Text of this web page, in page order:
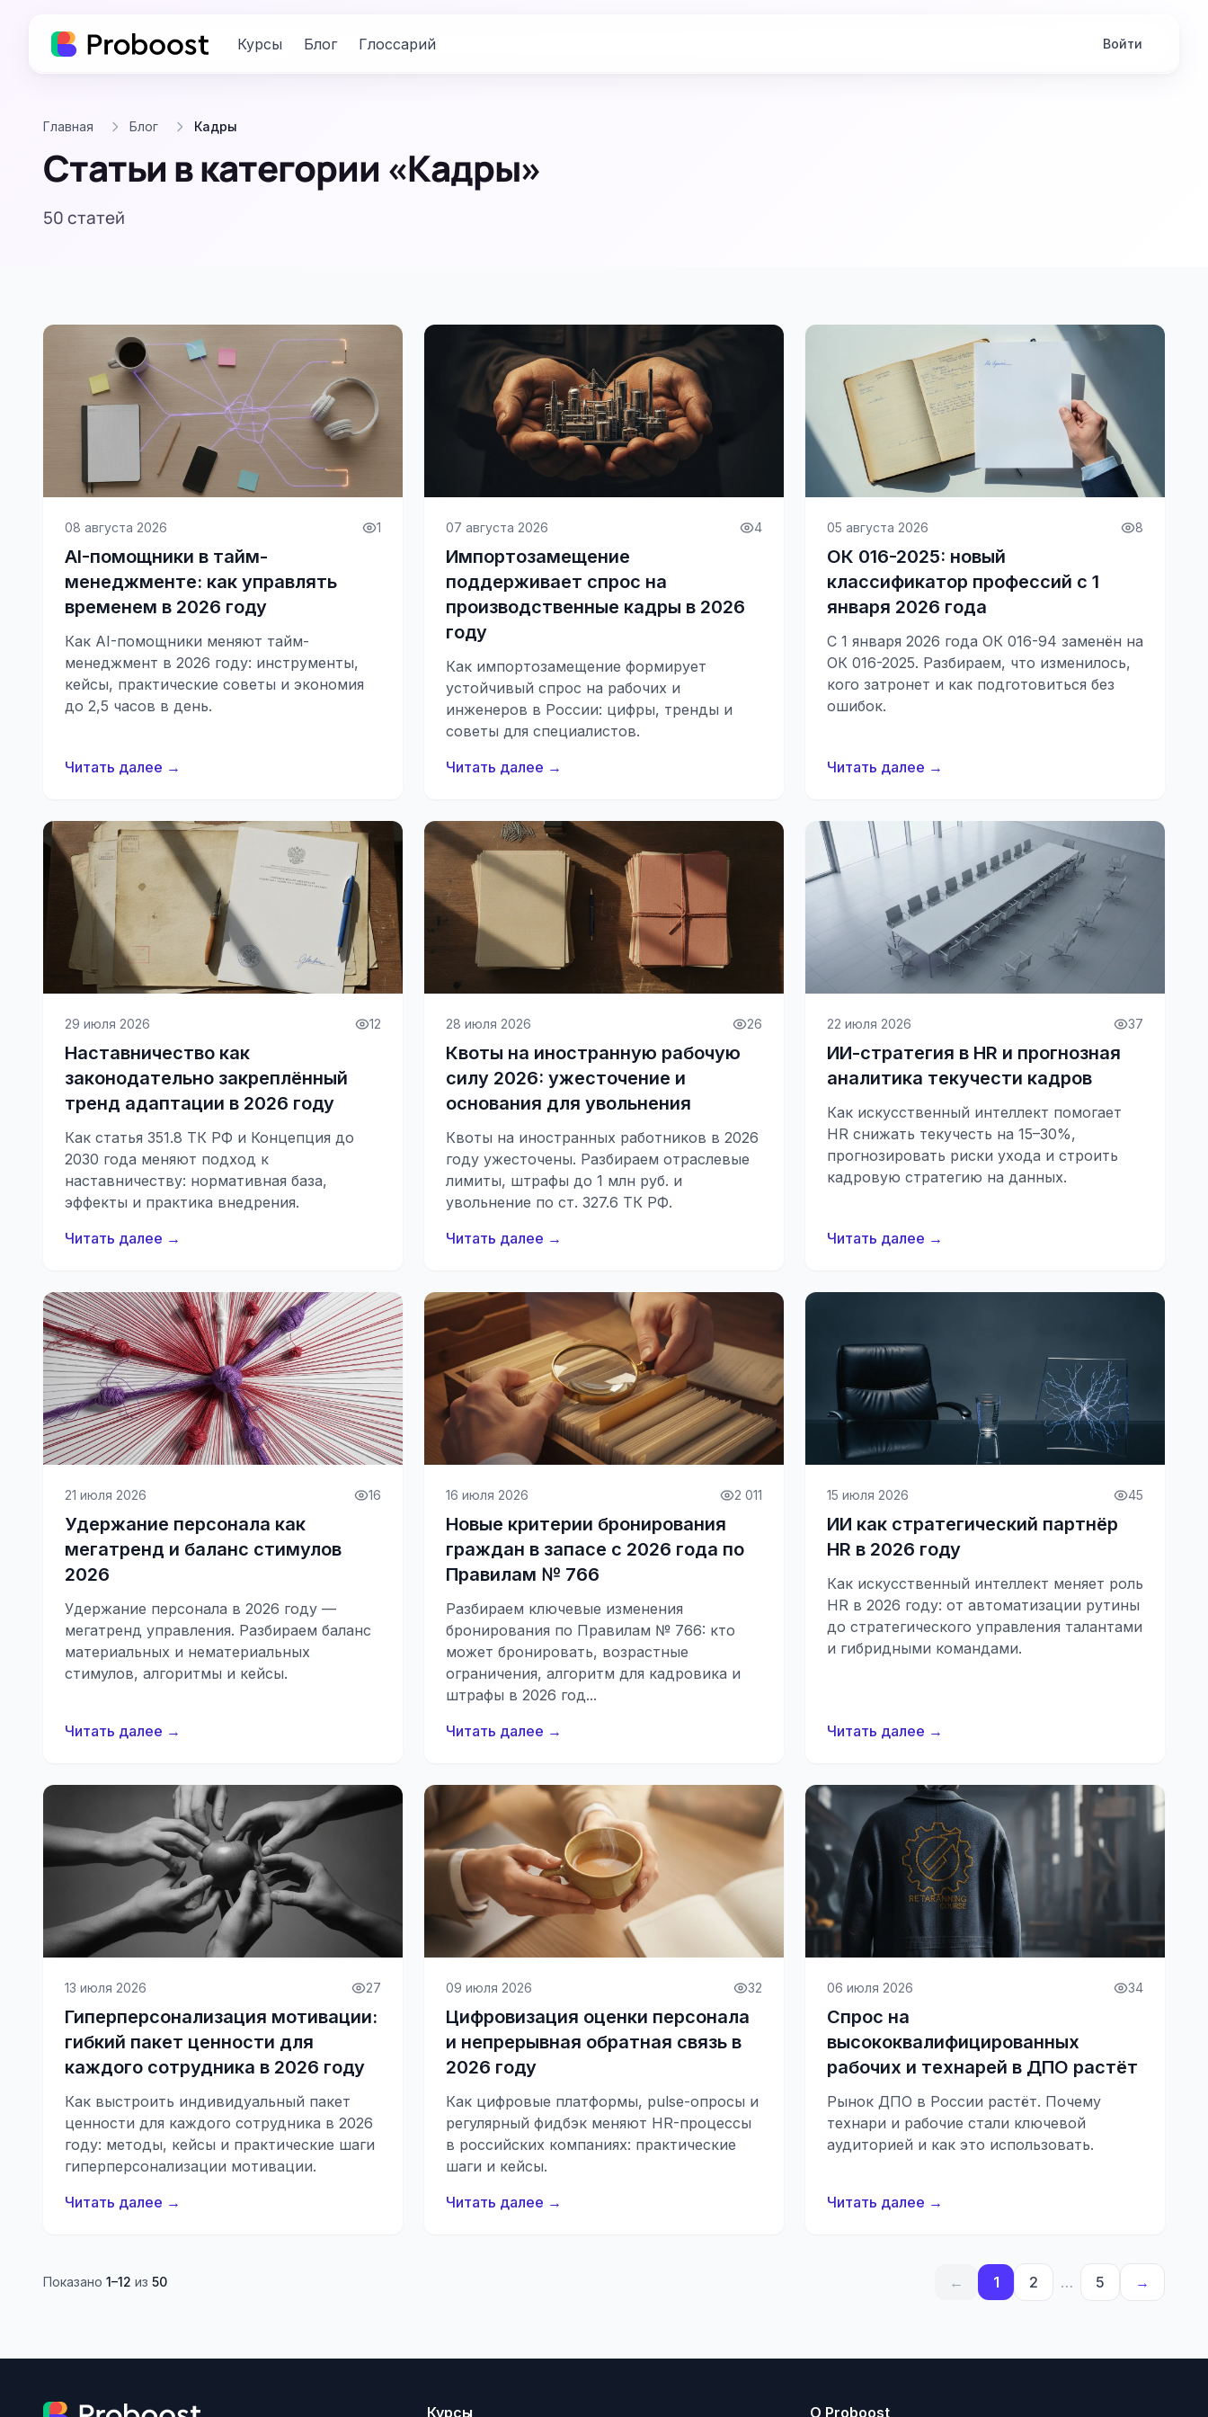
Курсы Блог Глоссарий Войти
Главная Блог Кадры
Статьи в категории «Кадры»
50 статей
08 августа 2026 1
AI-помощники в тайм-
менеджменте: как управлять
временем в 2026 году
Как AI-помощники меняют тайм-
менеджмент в 2026 году: инструменты,
кейсы, практические советы и экономия
до 2,5 часов в день.
Читать далее →
07 августа 2026 4
Импортозамещение
поддерживает спрос на
производственные кадры в 2026
году
Как импортозамещение формирует
устойчивый спрос на рабочих и
инженеров в России: цифры, тренды и
советы для специалистов.
Читать далее →
05 августа 2026 8
ОК 016-2025: новый
классификатор профессий с 1
января 2026 года
С 1 января 2026 года ОК 016-94 заменён на
ОК 016-2025. Разбираем, что изменилось,
кого затронет и как подготовиться без
ошибок.
Читать далее →
29 июля 2026 12
Наставничество как
законодательно закреплённый
тренд адаптации в 2026 году
Как статья 351.8 ТК РФ и Концепция до
2030 года меняют подход к
наставничеству: нормативная база,
эффекты и практика внедрения.
Читать далее →
28 июля 2026 26
Квоты на иностранную рабочую
силу 2026: ужесточение и
основания для увольнения
Квоты на иностранных работников в 2026
году ужесточены. Разбираем отраслевые
лимиты, штрафы до 1 млн руб. и
увольнение по ст. 327.6 ТК РФ.
Читать далее →
22 июля 2026 37
ИИ-стратегия в HR и прогнозная
аналитика текучести кадров
Как искусственный интеллект помогает
HR снижать текучесть на 15–30%,
прогнозировать риски ухода и строить
кадровую стратегию на данных.
Читать далее →
21 июля 2026 16
Удержание персонала как
мегатренд и баланс стимулов
2026
Удержание персонала в 2026 году —
мегатренд управления. Разбираем баланс
материальных и нематериальных
стимулов, алгоритмы и кейсы.
Читать далее →
16 июля 2026 2 011
Новые критерии бронирования
граждан в запасе с 2026 года по
Правилам № 766
Разбираем ключевые изменения
бронирования по Правилам № 766: кто
может бронировать, возрастные
ограничения, алгоритм для кадровика и
штрафы в 2026 год...
Читать далее →
15 июля 2026 45
ИИ как стратегический партнёр
HR в 2026 году
Как искусственный интеллект меняет роль
HR в 2026 году: от автоматизации рутины
до стратегического управления талантами
и гибридными командами.
Читать далее →
13 июля 2026 27
Гиперперсонализация мотивации:
гибкий пакет ценности для
каждого сотрудника в 2026 году
Как выстроить индивидуальный пакет
ценности для каждого сотрудника в 2026
году: методы, кейсы и практические шаги
гиперперсонализации мотивации.
Читать далее →
09 июля 2026 32
Цифровизация оценки персонала
и непрерывная обратная связь в
2026 году
Как цифровые платформы, pulse-опросы и
регулярный фидбэк меняют HR-процессы
в российских компаниях: практические
шаги и кейсы.
Читать далее →
06 июля 2026 34
Спрос на
высококвалифицированных
рабочих и технарей в ДПО растёт
Рынок ДПО в России растёт. Почему
технари и рабочие стали ключевой
аудиторией и как это использовать.
Читать далее →
Показано 1–12 из 50 ← 1 2 … 5 →
Курсы О Proboost